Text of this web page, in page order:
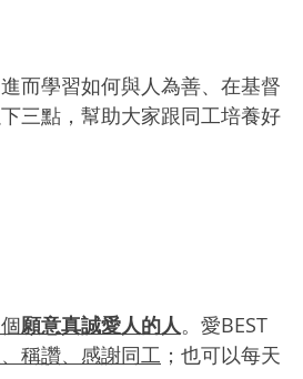
而學習如何與人為善、在基督
三點，幫助大家跟同工培養好
願意真誠愛人的人。愛BEST
稱讚、感謝同工 ；也可以每天